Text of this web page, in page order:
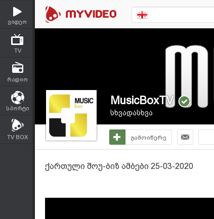
ვიდეო
TV
რადიო
სპორტი
TV BOX
MusicBoxTV
სხვადასხვა
გამოიწერე
ქართული შოუ-ბიზ ამბები 25-03-2020